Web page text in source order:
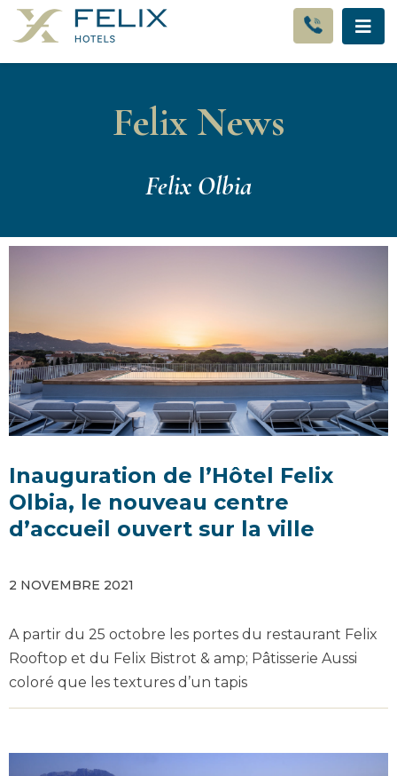
Felix News
Felix Olbia
Inauguration de l’Hôtel Felix
Olbia, le nouveau centre
d’accueil ouvert sur la ville
2 NOVEMBRE 2021
A partir du 25 octobre les portes du restaurant Felix
Rooftop et du Felix Bistrot & amp; Pâtisserie Aussi
coloré que les textures d’un tapis